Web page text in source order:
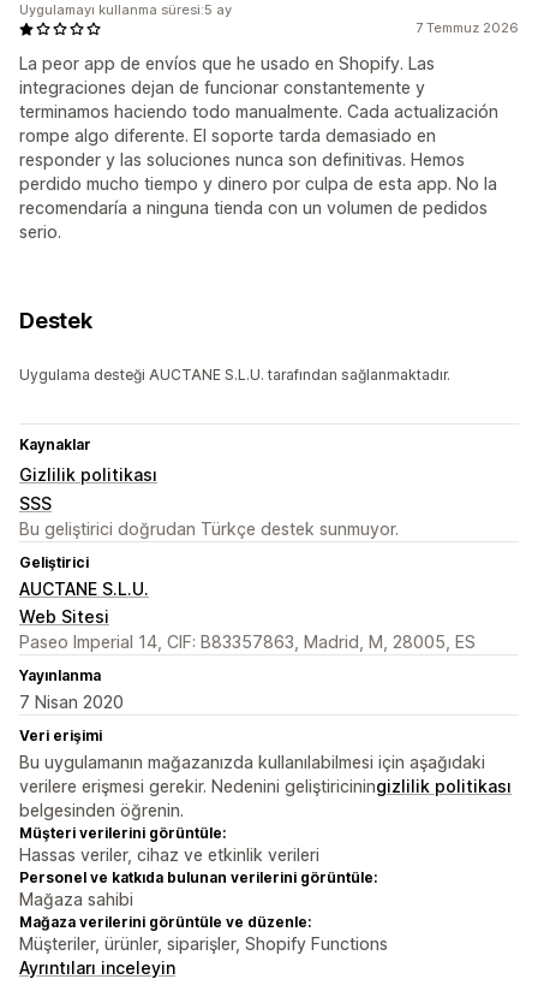
7 Temmuz 2026
La peor app de envíos que he usado en Shopify. Las
integraciones dejan de funcionar constantemente y
terminamos haciendo todo manualmente. Cada actualización
rompe algo diferente. El soporte tarda demasiado en
responder y las soluciones nunca son definitivas. Hemos
perdido mucho tiempo y dinero por culpa de esta app. No la
recomendaría a ninguna tienda con un volumen de pedidos
serio.
Uygulamayı kullanma süresi:5 ay
Destek
Uygulama desteği AUCTANE S.L.U. tarafından sağlanmaktadır.
Kaynaklar
Gizlilik politikası
SSS
Bu geliştirici doğrudan Türkçe destek sunmuyor.
Geliştirici
AUCTANE S.L.U.
Web Sitesi
Paseo Imperial 14, CIF: B83357863, Madrid, M, 28005, ES
Yayınlanma
7 Nisan 2020
Veri erişimi
Bu uygulamanın mağazanızda kullanılabilmesi için aşağıdaki
verilere erişmesi gerekir. Nedenini geliştiriciningizlilik politikası
belgesinden öğrenin.
Müşteri verilerini görüntüle:
Hassas veriler, cihaz ve etkinlik verileri
Personel ve katkıda bulunan verilerini görüntüle:
Mağaza sahibi
Mağaza verilerini görüntüle ve düzenle:
Müşteriler, ürünler, siparişler, Shopify Functions
Ayrıntıları inceleyin